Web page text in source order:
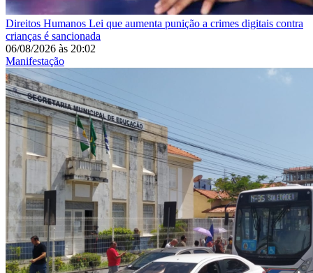
Direitos Humanos Lei que aumenta punição a crimes digitais contra
crianças é sancionada
06/08/2026 às 20:02
Manifestação